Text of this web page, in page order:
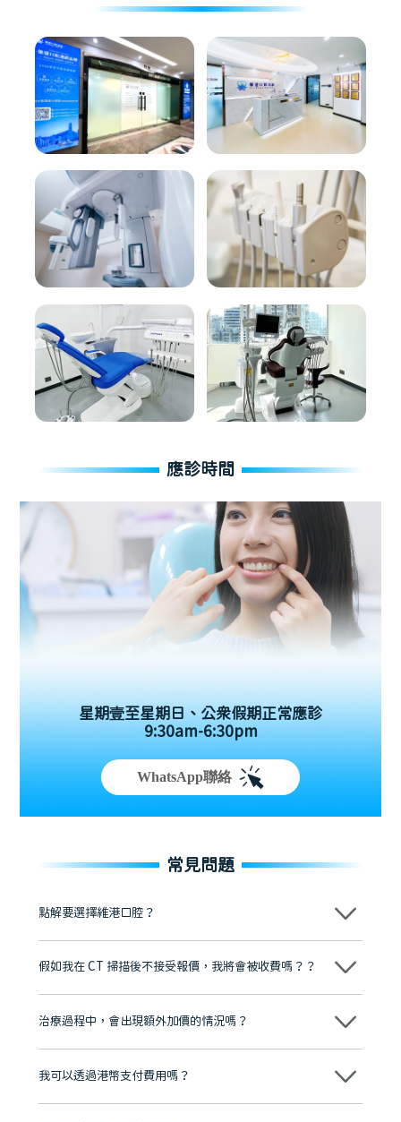
應診時間
星期壹至星期日、公眾假期正常應診
9:30am-6:30pm
WhatsApp聯絡
常見問題
點解要選擇維港口腔？
維港口腔踐行「醫道濟世」的大學校訓，各分院匯聚來自香港、內地的
牌」、「2025香港企業領袖品牌」，是諾貝爾種植系統全球放心植牙中
至今已服務超過三十個國家和地區的顧客，受到粵港澳大灣區及周邊城
市市民極高的口碑評價及信任推薦 珠海、深圳設有八大分院，香港亦設
有咨詢及服務保障中心，有任何問題都可以隨時預約免費咨詢，讓人十
假如我在 CT 掃描後不接受報價，我將會被收費嗎？？
不會！只要未開始實際服務之前，你不會被收取任何費用。
治療過程中，會出現額外加價的情況嗎？
不會，治療前我們會詳細說明治療方案及對應的價錢，顧客同意並簽字
我可以透過港幣支付費用嗎？
可以。維港口腔會按照當日匯率轉算收取費用，而匯率會及時告知客人